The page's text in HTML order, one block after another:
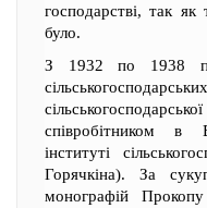
господарстві, так
було.
З 1932 по 1938
співробітником в
інституті
Горячкіна). За
монографій